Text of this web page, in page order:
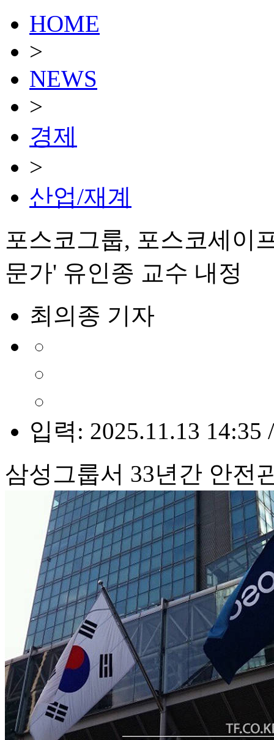
HOME
>
NEWS
>
경제
>
산업/재계
포스코그룹, 포스코세이
문가' 유인종 교수 내정
최의종 기자
입력: 2025.11.13 14:35
삼성그룹서 33년간 안전